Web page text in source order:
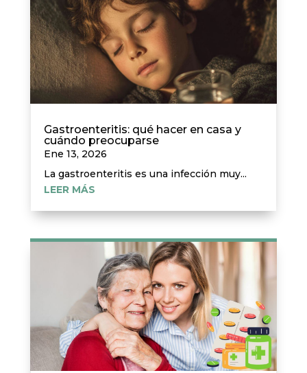
Gastroenteritis: qué hacer en casa y
cuándo preocuparse
Ene 13, 2026
La gastroenteritis es una infección muy...
LEER MÁS